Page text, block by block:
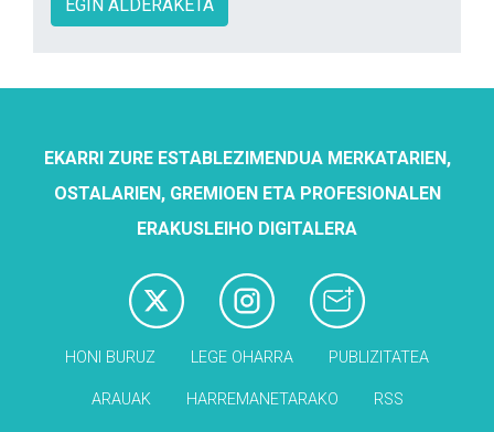
EGIN ALDERAKETA
EKARRI ZURE ESTABLEZIMENDUA MERKATARIEN,
OSTALARIEN, GREMIOEN ETA PROFESIONALEN
ERAKUSLEIHO DIGITALERA
HONI BURUZ LEGE OHARRA PUBLIZITATEA
ARAUAK HARREMANETARAKO RSS